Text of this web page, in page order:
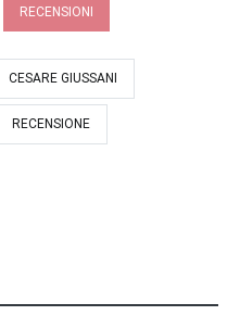
RECENSIONI
CESARE GIUSSANI
RECENSIONE